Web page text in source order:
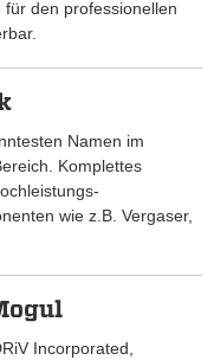
für den professionellen
Namen im
Komplettes
wie z.B. Vergaser,
Incorporated,